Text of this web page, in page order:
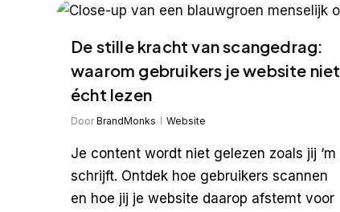
De stille kracht van scangedrag:
waarom gebruikers je website niet
écht lezen
Door BrandMonks Website
Je content wordt niet gelezen zoals jij ‘m
schrijft. Ontdek hoe gebruikers scannen
en hoe jij je website daarop afstemt voor